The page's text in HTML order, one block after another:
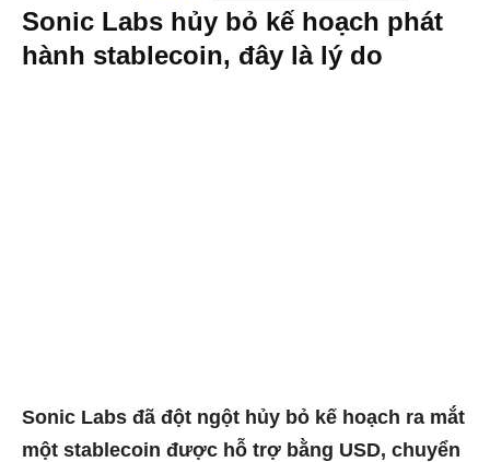
Sonic Labs hủy bỏ kế hoạch phát
hành stablecoin, đây là lý do
Sonic Labs đã đột ngột hủy bỏ kế hoạch ra mắt
một stablecoin được hỗ trợ bằng USD, chuyển